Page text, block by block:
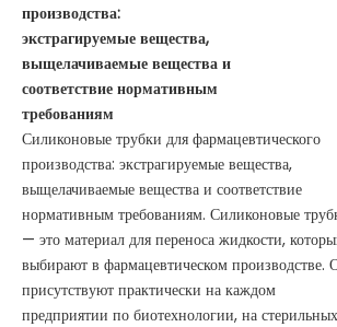
производства:
экстрагируемые вещества,
выщелачиваемые вещества и
соответствие нормативным
требованиям
Силиконовые трубки для фармацевтического
производства: экстрагируемые вещества,
выщелачиваемые вещества и соответствие
нормативным требованиям. Силиконовые
— это материал для переноса жидкости,
выбирают в фармацевтическом производстве.
присутствуют практически на каждом
предприятии по биотехнологии, на стерильных